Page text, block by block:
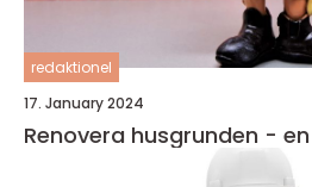
redaktionel
17. January 2024
Renovera husgrunden -